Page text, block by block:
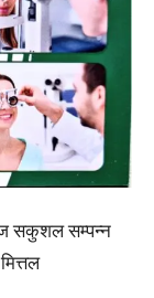
सकुशल सम्पन्न